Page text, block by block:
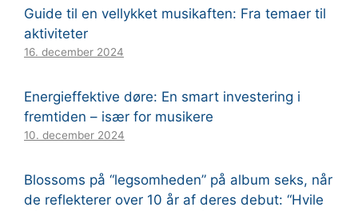
Guide til en vellykket musikaften: Fra temaer til
aktiviteter
16. december 2024
Energieffektive døre: En smart investering i
fremtiden – især for musikere
10. december 2024
Blossoms på “legsomheden” på album seks, når
de reflekterer over 10 år af deres debut: “Hvile